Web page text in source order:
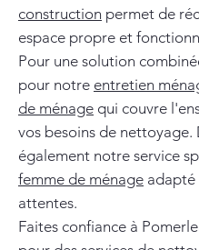
construction permet de
espace propre et
Pour une solution
pour notre entretien
de ménage qui couvre
vos besoins de nettoyage.
également notre service
femme de ménage adapté
attentes.
Faites confiance à